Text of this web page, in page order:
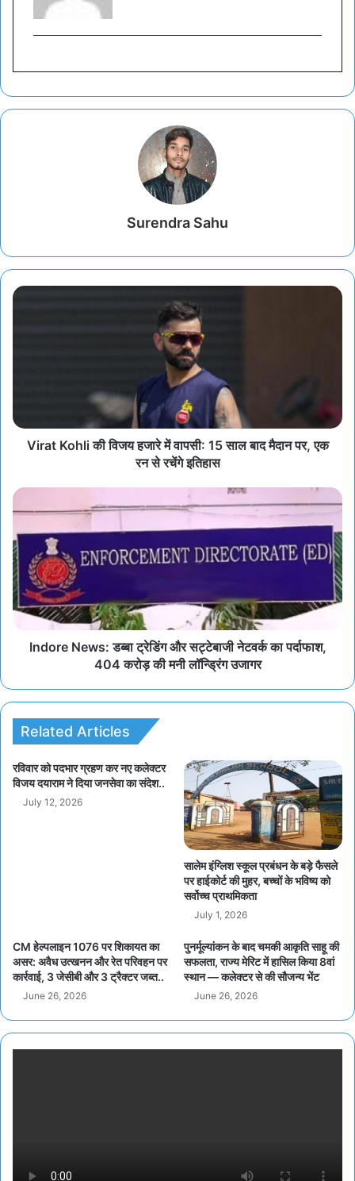
Surendra Sahu
Virat Kohli की विजय हजारे में वापसी: 15 साल बाद मैदान पर, एक
रन से रचेंगे इतिहास
Indore News: डब्बा ट्रेडिंग और सट्टेबाजी नेटवर्क का पर्दाफाश,
404 करोड़ की मनी लॉन्ड्रिंग उजागर
Related Articles
रविवार को पदभार ग्रहण कर नए कलेक्टर
विजय दयाराम ने दिया जनसेवा का संदेश..
July 12, 2026
सालेम इंग्लिश स्कूल प्रबंधन के बड़े फैसले
पर हाईकोर्ट की मुहर, बच्चों के भविष्य को
सर्वोच्च प्राथमिकता
July 1, 2026
CM हेल्पलाइन 1076 पर शिकायत का
असर: अवैध उत्खनन और रेत परिवहन पर
कार्रवाई, 3 जेसीबी और 3 ट्रैक्टर जब्त..
June 26, 2026
पुनर्मूल्यांकन के बाद चमकी आकृति साहू की
सफलता, राज्य मेरिट में हासिल किया 8वां
स्थान — कलेक्टर से की सौजन्य भेंट
June 26, 2026